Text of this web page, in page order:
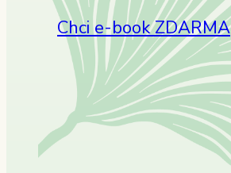
Chci e-book ZDARMA